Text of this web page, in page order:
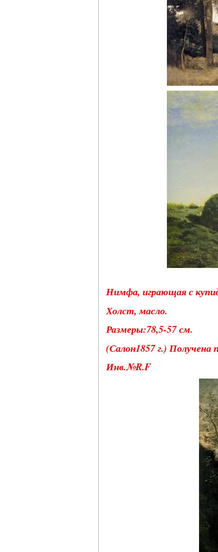
Нимфа, играющая с
Холст, масло.
Размеры:78,5-57 см.
(Салон1857 г.)
Инв.№R.F